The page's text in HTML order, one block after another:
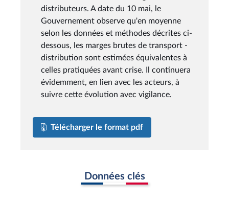
distributeurs. A date du 10 mai, le
Gouvernement observe qu'en moyenne
selon les données et méthodes décrites ci-
dessous, les marges brutes de transport -
distribution sont estimées équivalentes à
celles pratiquées avant crise. Il continuera
évidemment, en lien avec les acteurs, à
suivre cette évolution avec vigilance.
Télécharger le format pdf
Données clés